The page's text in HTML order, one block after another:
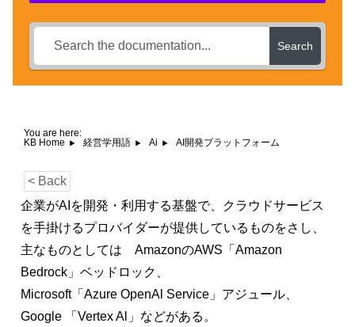
Search
You are here:
KB Home
経営学用語 Ai AI開発プラットフォーム
< Back
企業がAIを開発・利用する基盤で、クラウドサービス
を手掛けるプロバイダーが提供しているものをさし、
主なものとしては AmazonのAWS「Amazon
Bedrock」ベッドロック、
Microsoft「Azure OpenAl Service」アジュール、
Google 「Vertex Al」などがある。